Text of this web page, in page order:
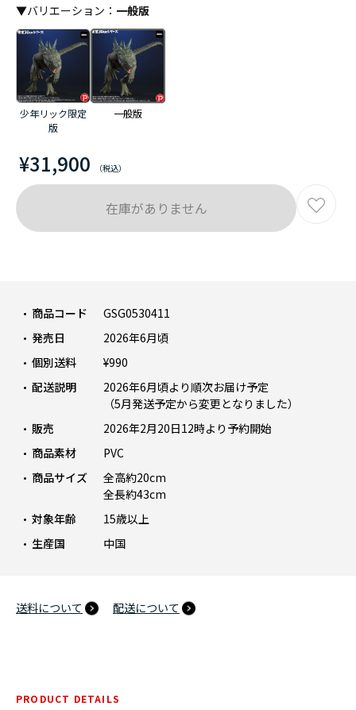
¥31,900
商品コード
GSG0530411
発売日
2026年6月頃
個別送料
¥990
配送説明
2026年6月頃より順次お届け予定
（5月発送予定から変更となりました）
販売
2026年2月20日12時より予約開始
商品素材
PVC
商品サイズ
全高約20cm
全長約43cm
対象年齢
15歳以上
生産国
中国
送料について 配送について
▼バリエーション ： 一般版
少年リック限定
版
一般版
在庫がありません
PRODUCT DETAILS